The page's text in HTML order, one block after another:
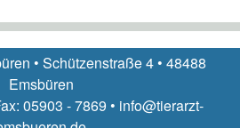
• Schützenstraße 4 • 48488
Emsbüren
05903 - 7869 • info@tierarzt-